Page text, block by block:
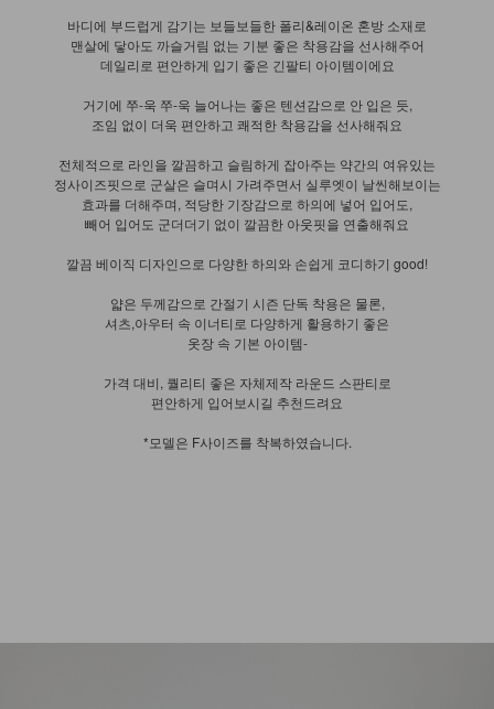
바디에 부드럽게 감기는 보들보들한 폴리&레이온 혼방 소재로
맨살에 닿아도 까슬거림 없는 기분 좋은 착용감을 선사해주어
데일리로 편안하게 입기 좋은 긴팔티 아이템이에요
거기에 쭈-욱 쭈-욱 늘어나는 좋은 텐션감으로 안 입은 듯,
조임 없이 더욱 편안하고 쾌적한 착용감을 선사해줘요
전체적으로 라인을 깔끔하고 슬림하게 잡아주는 약간의 여유있는
정사이즈핏으로 군살은 슬며시 가려주면서 실루엣이 날씬해보이는
효과를 더해주며, 적당한 기장감으로 하의에 넣어 입어도,
빼어 입어도 군더더기 없이 깔끔한 아웃핏을 연출해줘요
깔끔 베이직 디자인으로 다양한 하의와 손쉽게 코디하기 good!
얇은 두께감으로 간절기 시즌 단독 착용은 물론,
셔츠,아우터 속 이너티로 다양하게 활용하기 좋은
옷장 속 기본 아이템-
가격 대비, 퀄리티 좋은 자체제작 라운드 스판티로
편안하게 입어보시길 추천드려요
*모델은 F사이즈를 착복하였습니다.